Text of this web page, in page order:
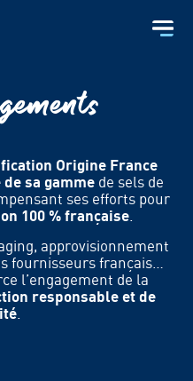
Origine France
de sa gamme de sels de
ses efforts pour
100 % française.
approvisionnement
fournisseurs français…
l’engagement de la
responsable et de
.